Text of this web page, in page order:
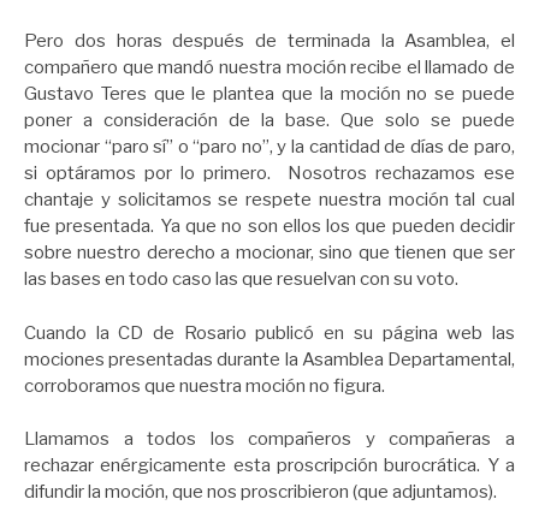
Pero dos horas después de terminada la Asamblea, el
compañero que mandó nuestra moción recibe el llamado de
Gustavo Teres que le plantea que la moción no se puede
poner a consideración de la base. Que solo se puede
mocionar “paro sí” o “paro no”, y la cantidad de días de paro,
si optáramos por lo primero. Nosotros rechazamos ese
chantaje y solicitamos se respete nuestra moción tal cual
fue presentada. Ya que no son ellos los que pueden decidir
sobre nuestro derecho a mocionar, sino que tienen que ser
las bases en todo caso las que resuelvan con su voto.
Cuando la CD de Rosario publicó en su página web las
mociones presentadas durante la Asamblea Departamental,
corroboramos que nuestra moción no figura.
Llamamos a todos los compañeros y compañeras a
rechazar enérgicamente esta proscripción burocrática. Y a
difundir la moción, que nos proscribieron (que adjuntamos).